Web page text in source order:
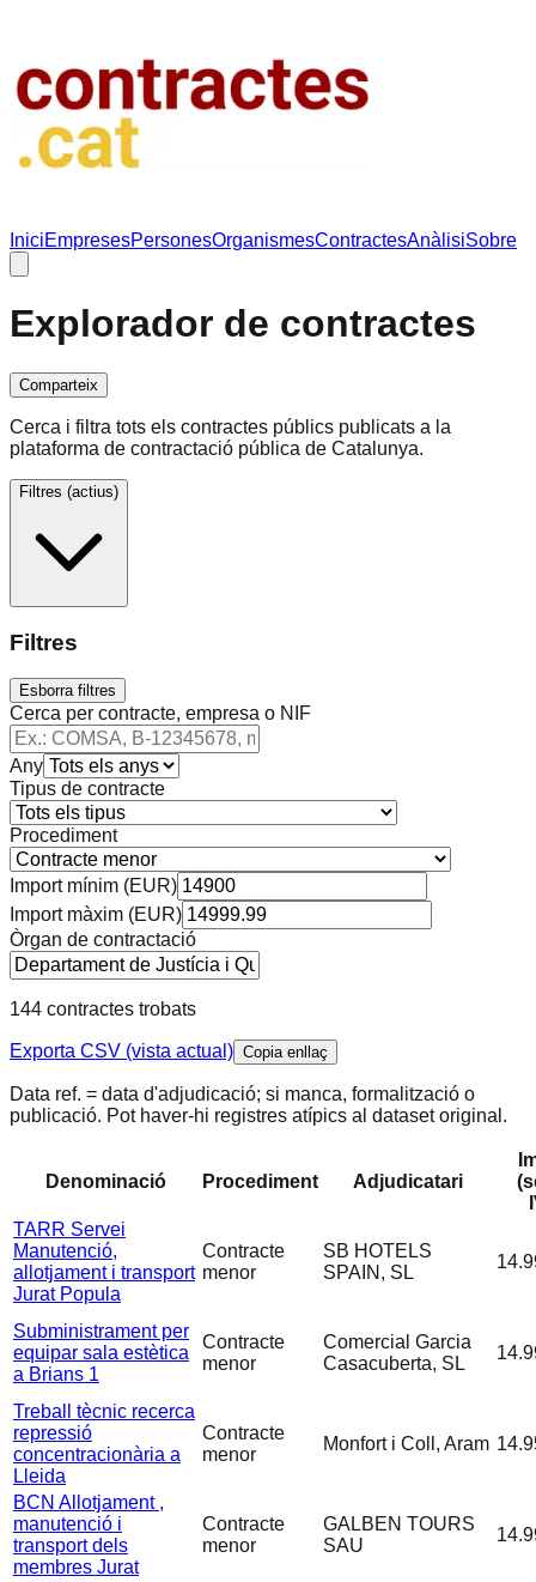
IniciEmpresesPersonesOrganismesContractesAnàlisiSobre
Explorador de contractes
Comparteix
Cerca i filtra tots els contractes públics publicats a la
plataforma de contractació pública de Catalunya.
Filtres (actius)
Filtres
Esborra filtres
Cerca per contracte, empresa o NIF
Any
Tipus de contracte
Procediment
Import mínim (EUR)
Import màxim (EUR)
Òrgan de contractació
144 contractes trobats
Exporta CSV (vista actual) Copia enllaç
Data ref. = data d'adjudicació; si manca, formalització o
publicació. Pot haver-hi registres atípics al dataset original.
Denominació Procediment Adjudicatari
TARR Servei
Manutenció,
allotjament i transport
Jurat Popula
Contracte
menor
SB HOTELS
SPAIN, SL
Subministrament per
equipar sala estètica
a Brians 1
Contracte
menor
Comercial Garcia
Casacuberta, SL
Treball tècnic recerca
repressió
concentracionària a
Lleida
Contracte
menor
Monfort i Coll, Aram
BCN Allotjament ,
manutenció i
transport dels
membres Jurat
Contracte
menor
GALBEN TOURS
SAU